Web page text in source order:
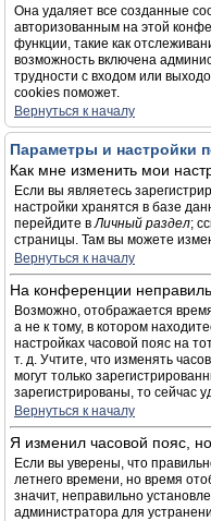
Она удаляет все созданные
авторизованным на этой
функции, такие как
возможность включена
трудности с входом или
cookies поможет.
Вернуться к началу
Параметры и настройки
Как мне изменить мои
Если вы являетесь
настройки хранятся в базе
перейдите вЛичный раздел;
страницы. Там вы можете
Вернуться к началу
На конференции
Возможно, отображается
а не к тому, в котором
настройках часовой пояс на
т. д. Учтите, что изменять
могут только
зарегистрированы, то сейчас
Вернуться к началу
Я изменил часовой пояс,
Если вы уверены, что
летнего времени, но время
значит, неправильно
администратора для